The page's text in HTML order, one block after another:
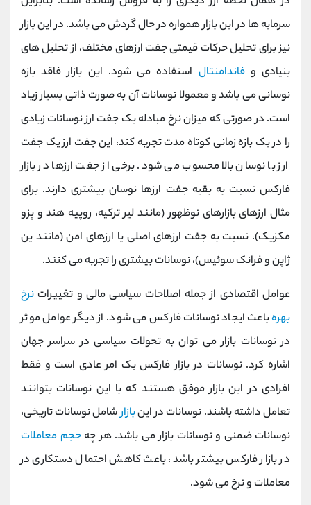
سرمایه ها در این بازار همواره در حال گردش می باشد. در این بازار
نیز برای تحلیل حرکات قیمتی جفت ارزهای مختلف، از تحلیل های
بنیادی وفاندامنتال استفاده می شود. این بازار فاقد بازه
نوسانی می باشد و معمولا نوسانات آن به صورت ذاتی بسیار زیاد
است. در صورتی که میزان نرخ مبادله یک جفت ارز نوسانات زیادی
را در یک بازه زمانی کوتاه مدت تجربه کند، این جفت ارز یک جفت
ارز با نوسان بالا محسوب می شود. برخی از جفت ارزها در بازار
فارکس نسبت به بقیه جفت ارزها نوسان بیشتری دارند. برای
مثال ارزهای بازارهای نوظهور (مانند لیر ترکیه، روپیه هند و پزو
مکزیک)، نسبت به جفت ارزهای اصلی یا ارزهای امن (مانند ین
ژاپن و فرانک سوئیس)، نوسانات بیشتری را تجربه می کنند.
عوامل اقتصادی از جمله اصلاحات سیاسی مالی و تغییرات نرخ
بهرهباعث ایجاد نوسانات فارکس می شود. از دیگر عوامل موثر
در نوسانات بازار می توان به تحولات سیاسی در سراسر جهان
اشاره کرد. نوسانات در بازار فارکس یک امر عادی است و فقط
افرادی در این بازار موفق هستند که با این نوسانات بتوانند
تعامل داشته باشند. نوسانات در اینبازارشامل نوسانات تاریخی،
نوسانات ضمنی و نوسانات بازار می باشد. هر چهحجم معاملات
در بازار فارکس بیشتر باشد، باعث کاهش احتمال دستکاری در
معاملات و نرخ می شود.